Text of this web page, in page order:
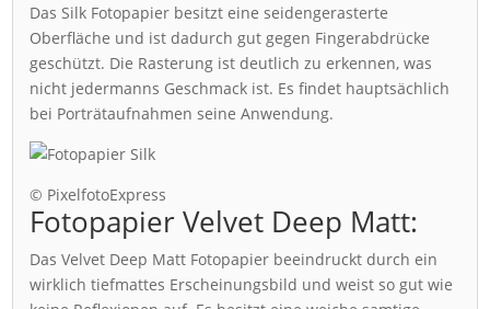
Das Silk Fotopapier besitzt eine seidengerasterte
Oberfläche und ist dadurch gut gegen Fingerabdrücke
geschützt. Die Rasterung ist deutlich zu erkennen, was
nicht jedermanns Geschmack ist. Es findet hauptsächlich
bei Porträtaufnahmen seine Anwendung.
© PixelfotoExpress
Fotopapier Velvet Deep Matt:
Das Velvet Deep Matt Fotopapier beeindruckt durch ein
wirklich tiefmattes Erscheinungsbild und weist so gut wie